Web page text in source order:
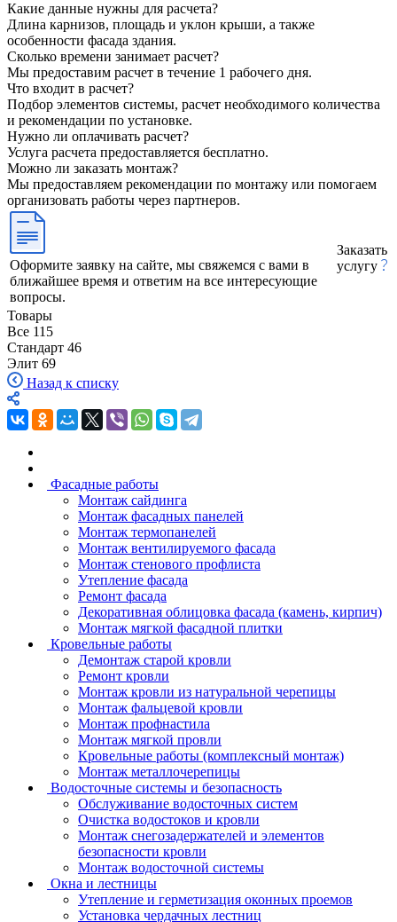
Какие данные нужны для расчета?
Длина карнизов, площадь и уклон крыши, а также
особенности фасада здания.
Сколько времени занимает расчет?
Мы предоставим расчет в течение 1 рабочего дня.
Что входит в расчет?
Подбор элементов системы, расчет необходимого количества
и рекомендации по установке.
Нужно ли оплачивать расчет?
Услуга расчета предоставляется бесплатно.
Можно ли заказать монтаж?
Мы предоставляем рекомендации по монтажу или помогаем
организовать работы через партнеров.
Оформите заявку на сайте, мы свяжемся с вами в
ближайшее время и ответим на все интересующие
вопросы.
Заказать
услугу
Товары
Все 115
Стандарт 46
Элит 69
Назад к списку
Фасадные работы
Монтаж сайдинга
Монтаж фасадных панелей
Монтаж термопанелей
Монтаж вентилируемого фасада
Монтаж стенового профлиста
Утепление фасада
Ремонт фасада
Декоративная облицовка фасада (камень, кирпич)
Монтаж мягкой фасадной плитки
Кровельные работы
Демонтаж старой кровли
Ремонт кровли
Монтаж кровли из натуральной черепицы
Монтаж фальцевой кровли
Монтаж профнастила
Монтаж мягкой провли
Кровельные работы (комплексный монтаж)
Монтаж металлочерепицы
Водосточные системы и безопасность
Обслуживание водосточных систем
Очистка водостоков и кровли
Монтаж снегозадержателей и элементов
безопасности кровли
Монтаж водосточной системы
Окна и лестницы
Утепление и герметизация оконных проемов
Установка чердачных лестниц